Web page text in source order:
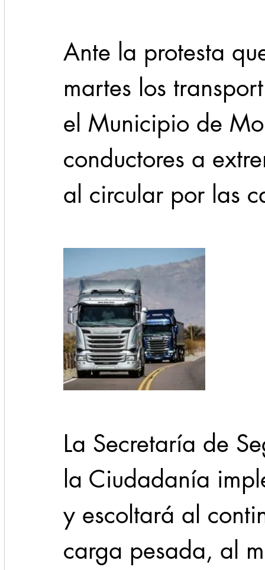
1 enero 31abr
Ante la protesta
martes los
el Municipio de
conductores a
al circular por las
La Secretaría de
la Ciudadanía
y escoltará al
carga pesada, al